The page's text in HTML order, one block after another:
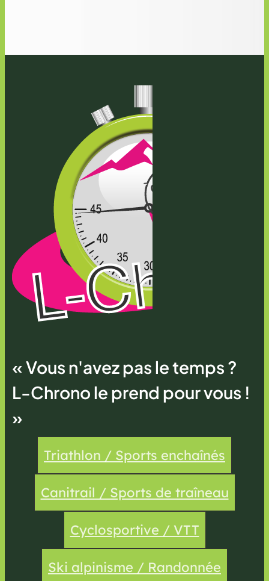
« Vous n'avez pas le temps ?
L-Chrono le prend pour vous !
»
Triathlon / Sports enchaînés
Canitrail / Sports de traîneau
Cyclosportive / VTT
Ski alpinisme / Randonnée